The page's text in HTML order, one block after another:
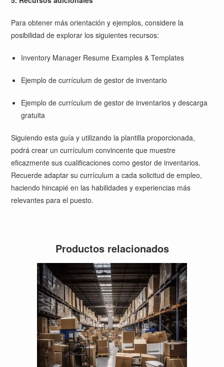
Para obtener más orientación y ejemplos, considere la
posibilidad de explorar los siguientes recursos:
Inventory Manager Resume Examples & Templates
Ejemplo de currículum de gestor de inventario
Ejemplo de currículum de gestor de inventarios y descarga
gratuita
Siguiendo esta guía y utilizando la plantilla proporcionada,
podrá crear un currículum convincente que muestre
eficazmente sus cualificaciones como gestor de inventarios.
Recuerde adaptar su currículum a cada solicitud de empleo,
haciendo hincapié en las habilidades y experiencias más
relevantes para el puesto.
Productos relacionados